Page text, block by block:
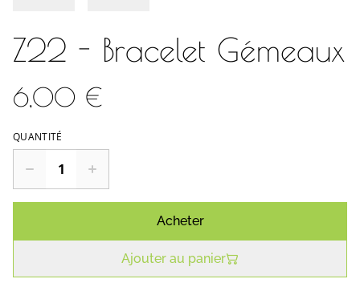
Z22 - Bracelet Gémeaux
6,00 €
QUANTITÉ
Acheter
Ajouter au panier